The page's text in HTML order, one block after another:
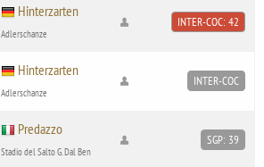
Hinterzarten
Adlerschanze
INTER-COC: 42
Hinterzarten
Adlerschanze
INTER-COC
Predazzo
Stadio del Salto G. Dal Ben
SGP: 39